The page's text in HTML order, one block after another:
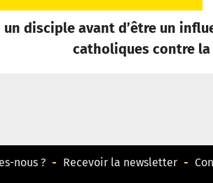
un disciple avant d’être un
catholiques contre
nous ? Recevoir la newsletter